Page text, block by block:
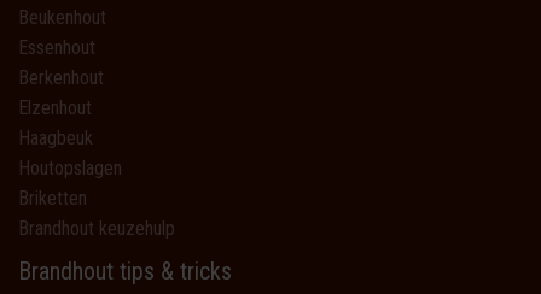
Beukenhout
Essenhout
Berkenhout
Elzenhout
Haagbeuk
Houtopslagen
Briketten
Brandhout keuzehulp
Brandhout tips & tricks